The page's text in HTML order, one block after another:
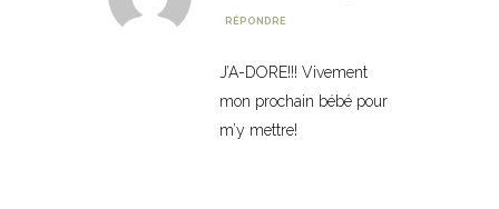
RÉPONDRE
J’A-DORE!!! Vivement
mon prochain bébé pour
m’y mettre!